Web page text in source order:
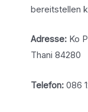
bereitstellen
Adresse: Ko
Thani 84280
Telefon: 086